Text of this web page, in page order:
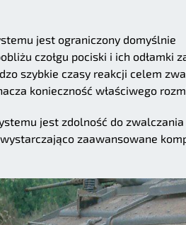
jest ograniczony domyślnie
czołgu pociski i ich odłamki
szybkie czasy reakcji celem
konieczność właściwego
jest zdolność do
zaawansowane